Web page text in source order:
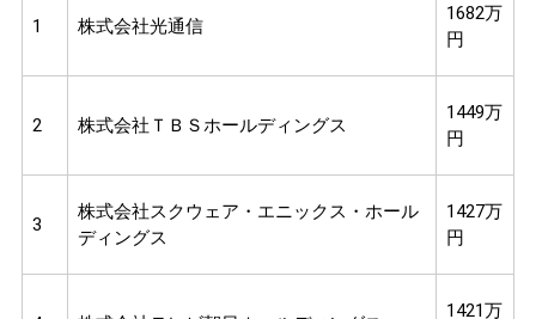
1 株式会社光通信
1682万
円
2 株式会社ＴＢＳホールディングス
1449万
円
3
株式会社スクウェア・エニックス・ホール
ディングス
1427万
円
1421万